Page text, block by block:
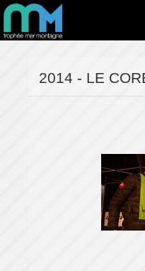
2014 - LE